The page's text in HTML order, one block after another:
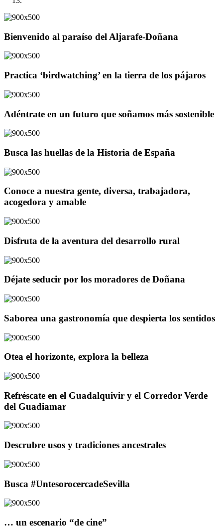
Bienvenido al paraíso del Aljarafe-Doñana
Practica ‘birdwatching’ en la tierra de los pájaros
Adéntrate en un futuro que soñamos más sostenible
Busca las huellas de la Historia de España
Conoce a nuestra gente, diversa, trabajadora,
acogedora y amable
Disfruta de la aventura del desarrollo rural
Déjate seducir por los moradores de Doñana
Saborea una gastronomía que despierta los sentidos
Otea el horizonte, explora la belleza
Refréscate en el Guadalquivir y el Corredor Verde
del Guadiamar
Descrubre usos y tradiciones ancestrales
Busca #UntesorocercadeSevilla
… un escenario “de cine”